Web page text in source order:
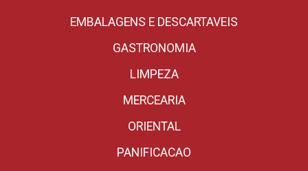
EMBALAGENS E DESCARTAVEIS
GASTRONOMIA
LIMPEZA
MERCEARIA
ORIENTAL
PANIFICACAO